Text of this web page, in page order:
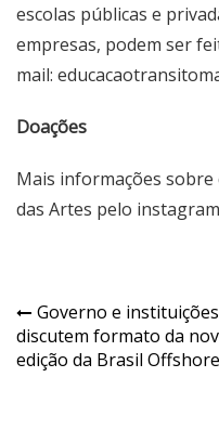
escolas públicas e
empresas, podem ser
mail:
Doações
Mais informações
das Artes pelo
Governo e instituições
discutem formato da
edição da Brasil Offshore